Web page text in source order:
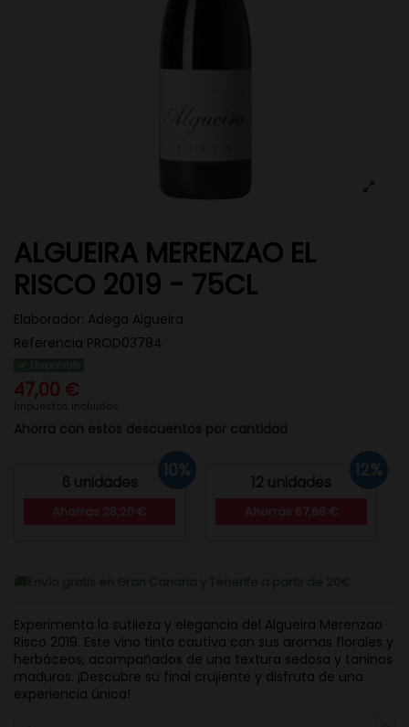
ALGUEIRA MERENZAO EL
RISCO 2019 - 75CL
Elaborador: Adega Algueira
Referencia PROD03784
47,00 €
Impuestos incluidos
Ahorra con estos descuentos por cantidad
6 unidades
10%
12 unidades
12%
Experimenta la sutileza y elegancia del Algueira Merenzao
Risco 2019. Este vino tinto cautiva con sus aromas florales y
herbáceos, acompañados de una textura sedosa y taninos
maduros. ¡Descubre su final crujiente y disfruta de una
experiencia única!